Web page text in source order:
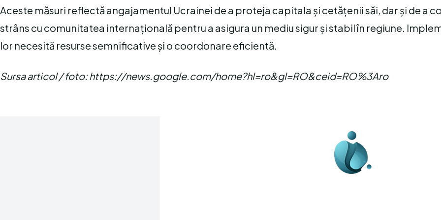
Aceste măsuri reflectă angajamentul Ucrainei de a proteja capitala și cetățenii săi, dar și de a
strâns cu comunitatea internațională pentru a asigura un mediu sigur și stabil în regiune.
lor necesită resurse semnificative și o coordonare eficientă.
Sursa articol / foto: https://news.google.com/home?hl=ro&gl=RO&ceid=RO%3Aro